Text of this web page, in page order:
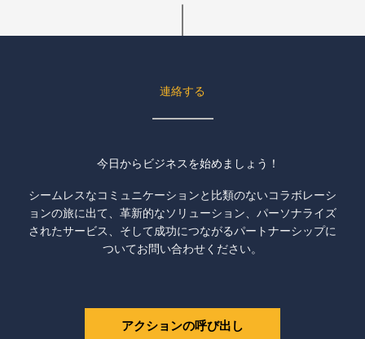
導入
連絡する
今日からビジネスを始めましょう！
シームレスなコミュニケーションと比類のないコラボレーシ
ョンの旅に出て、革新的なソリューション、パーソナライズ
されたサービス、そして成功につながるパートナーシップに
ついてお問い合わせください。
アクションの呼び出し